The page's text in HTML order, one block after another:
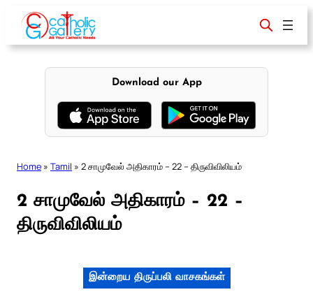
content
Download our App
Home » Tamil » 2 சாமுவேல் அதிகாரம் – 22 – திருவிவிலியம்
2 சாமுவேல் அதிகாரம் – 22 –
திருவிவிலியம்
இன்றைய திருப்பலி வாசகங்கள்